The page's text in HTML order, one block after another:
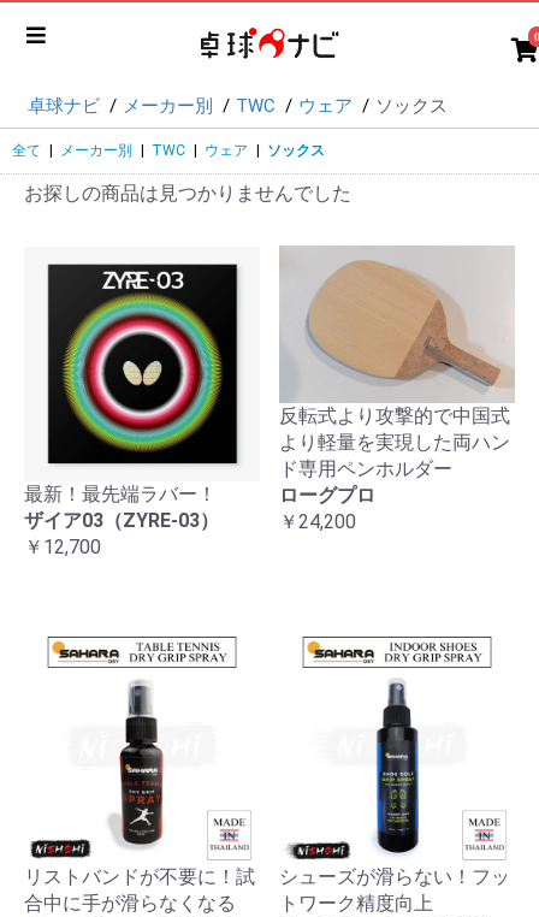
0
卓球ナビ メーカー別 TWC ウェア ソックス
全て メーカー別 TWC ウェア ソックス
お探しの商品は見つかりませんでした
最新！最先端ラバー！
ザイア03（ZYRE-03）
￥12,700
反転式より攻撃的で中国式
より軽量を実現した両ハン
ド専用ペンホルダー
ローグプロ
￥24,200
リストバンドが不要に！試
合中に手が滑らなくなる
シューズが滑らない！フッ
トワーク精度向上